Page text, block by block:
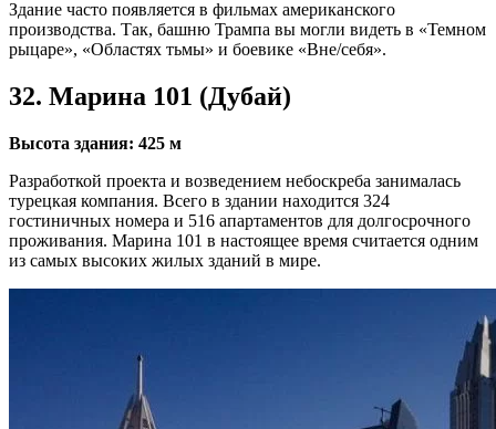
Здание часто появляется в фильмах американского
производства. Так, башню Трампа вы могли видеть в «Темном
рыцаре», «Областях тьмы» и боевике «Вне/себя».
32. Марина 101 (Дубай)
Высота здания: 425 м
Разработкой проекта и возведением небоскреба занималась
турецкая компания. Всего в здании находится 324
гостиничных номера и 516 апартаментов для долгосрочного
проживания. Марина 101 в настоящее время считается одним
из самых высоких жилых зданий в мире.